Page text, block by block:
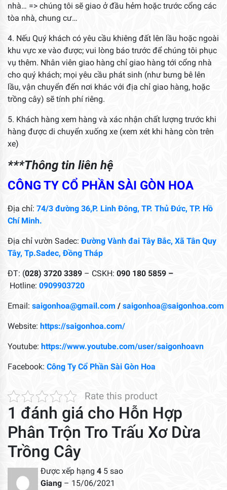
nhà… => chúng tôi sẽ giao ở đầu hẻm hoặc trước cổng các
tòa nhà, chung cư…
4. Nếu Quý khách có yêu cầu khiêng đất lên lầu hoặc ngoài
khu vực xe vào được; vui lòng báo trước để chúng tôi phục
vụ thêm. Nhân viên giao hàng chỉ giao hàng tới cổng nhà
cho quý khách; mọi yêu cầu phát sinh (như bưng bê lên
lầu, vận chuyển đến nơi khác với địa chỉ giao hàng, hoặc
trồng cây) sẽ tính phí riêng.
5. Khách hàng xem hàng và xác nhận chất lượng trước khi
hàng được di chuyển xuống xe (xem xét khi hàng còn trên
xe)
***Thông tin liên hệ
CÔNG TY CỔ PHẦN SÀI GÒN HOA
Địa chỉ: 74/3 đường 36,P. Linh Đông, TP. Thủ Đức, TP. Hồ
Chí Minh.
Địa chỉ vườn Sadec:Đường Vành đai Tây Bắc, Xã Tân Quy
Tây, Tp.Sadec, Đồng Tháp
ĐT: (028) 3720 3389 – CSKH: 090 180 5859 –
Hotline: 0909903720
Email: saigonhoa@gmail.com / saigonhoa@saigonhoa.com
Website: https://saigonhoa.com/
Youtube: https://www.youtube.com/user/saigonhoavn
Facebook: Công Ty Cổ Phần Sài Gòn Hoa
Rate this product
1 đánh giá cho Hỗn Hợp
Phân Trộn Tro Trấu Xơ Dừa
Trồng Cây
Được xếp hạng 4 5 sao
Giang – 15/06/2021